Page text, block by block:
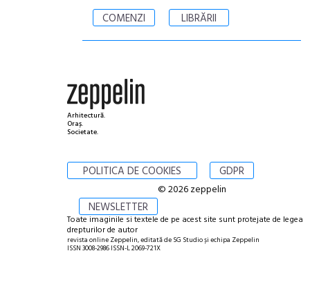
COMENZI
LIBRĂRII
Arhitectură.
Oraș.
Societate.
POLITICA DE COOKIES GDPR
NEWSLETTER
© 2026 zeppelin
Toate imaginile si textele de pe acest site sunt protejate de legea
drepturilor de autor
revista online Zeppelin, editată de SG Studio și echipa Zeppelin
ISSN 3008-2986 ISSN-L 2069-721X